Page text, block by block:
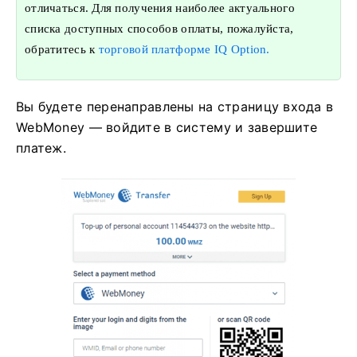
отличаться. Для получения наиболее актуального
списка доступных способов оплаты, пожалуйста,
обратитесь к торговой платформе IQ Option.
Вы будете перенаправлены на страницу входа в
WebMoney — войдите в систему и завершите
платеж.